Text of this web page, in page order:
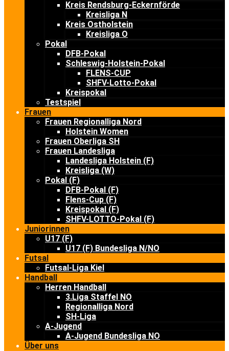
Kreis Rendsburg-Eckernförde
Kreisliga N
Kreis Ostholstein
Kreisliga O
Pokal
DFB-Pokal
Schleswig-Holstein-Pokal
FLENS-CUP
SHFV-Lotto-Pokal
Kreispokal
Testspiel
Frauen
Frauen Regionalliga Nord
Holstein Women
Frauen Oberliga SH
Frauen Landesliga
Landesliga Holstein (F)
Kreisliga (W)
Pokal (F)
DFB-Pokal (F)
Flens-Cup (F)
Kreispokal (F)
SHFV-LOTTO-Pokal (F)
Juniorinnen
U17 (F)
U17 (F) Bundesliga N/NO
Futsal
Futsal-Liga Kiel
Handball
Herren Handball
3.Liga Staffel NO
Regionalliga Nord
SH-Liga
A-Jugend
A-Jugend Bundesliga NO
Über uns